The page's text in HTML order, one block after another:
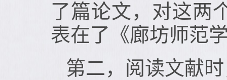
了篇论文，对这两
表在了《廊坊师范
第二，阅读文献